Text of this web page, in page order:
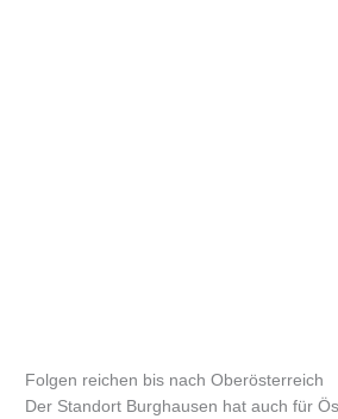
Folgen reichen bis nach Oberösterreich
Der Standort Burghausen hat auch für